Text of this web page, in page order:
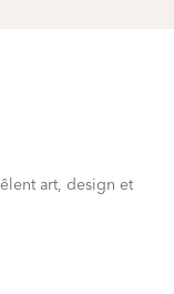
art, design et